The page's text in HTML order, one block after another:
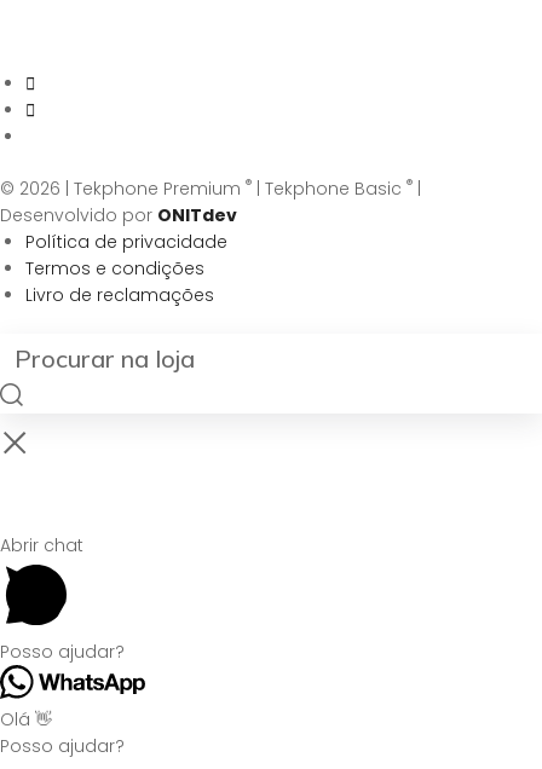
© 2026 | Tekphone Premium ® | Tekphone Basic ® |
Desenvolvido por ONITdev
Política de privacidade
Termos e condições
Livro de reclamações
Abrir chat
Posso ajudar?
Olá 👋
Posso ajudar?